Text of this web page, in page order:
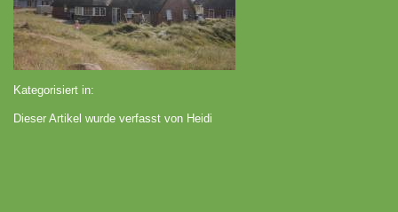
Kategorisiert in:
Dieser Artikel wurde verfasst von Heidi